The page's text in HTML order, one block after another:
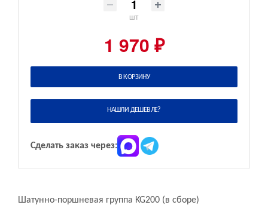
шт
1 970 ₽
В КОРЗИНУ
НАШЛИ ДЕШЕВЛЕ?
Сделать заказ через:
Шатунно-поршневая группа KG200 (в сборе)